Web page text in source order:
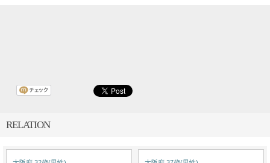
RELATION